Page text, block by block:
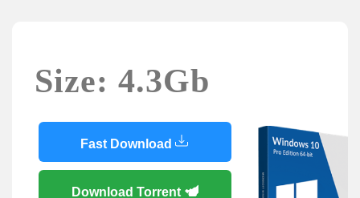
Size: 4.3Gb